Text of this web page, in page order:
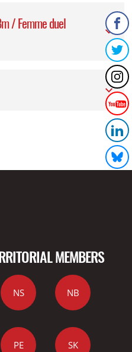
/ Femme duel
MEMBERS
NS NB
PE SK